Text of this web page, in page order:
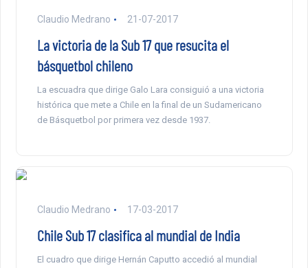
Claudio Medrano 21-07-2017
La victoria de la Sub 17 que resucita el
básquetbol chileno
La escuadra que dirige Galo Lara consiguió a una victoria
histórica que mete a Chile en la final de un Sudamericano
de Básquetbol por primera vez desde 1937.
Claudio Medrano 17-03-2017
Chile Sub 17 clasifica al mundial de India
El cuadro que dirige Hernán Caputto accedió al mundial